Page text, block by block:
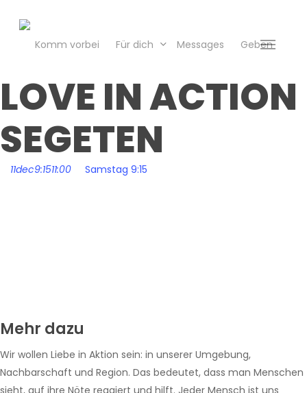
Komm vorbei Für dich Messages Geben
Menu
LOVE IN ACTION
SEGETEN
11dec9:1511:00 Samstag 9:15
Mehr dazu
Wir wollen Liebe in Aktion sein: in unserer Umgebung,
Nachbarschaft und Region. Das bedeutet, dass man Menschen
sieht, auf ihre Nöte reagiert und hilft. Jeder Mensch ist uns